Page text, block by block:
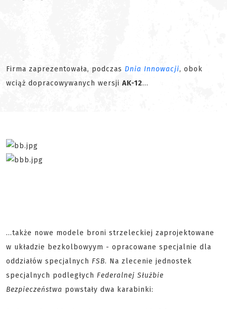
Firma zaprezentowała, podczas Dnia Innowacji, obok
wciąż dopracowywanych wersji AK-12...
...także nowe modele broni strzeleckiej zaprojektowane
w układzie bezkolbowyym - opracowane specjalnie dla
oddziałów specjalnych FSB. Na zlecenie jednostek
specjalnych podległych Federalnej Służbie
Bezpieczeństwa powstały dwa karabinki: